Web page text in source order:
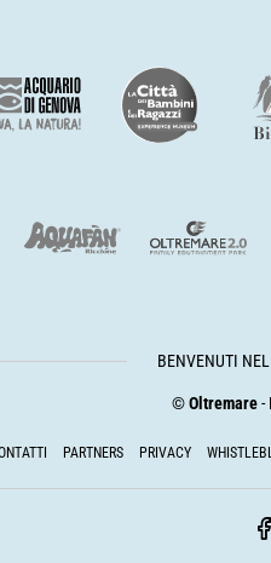
BENVENUTI
©Oltremare-
PARTNERS PRIVACY